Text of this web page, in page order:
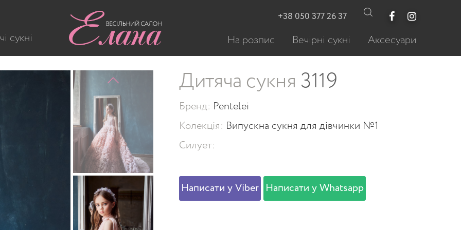
Дитяча сукня 3119
Бренд: Pentelei
Колекція: Випускна сукня для дівчинки №1
Силует:
Написати у Viber Написати у Whatsapp
сукні
+38 050 377 26 37
На розпис Вечірні сукні Аксесуари